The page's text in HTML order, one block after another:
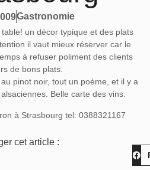
Gastronomie
un décor typique et des plats
il vaut mieux réserver car le
à refuser poliment des clients
de bons plats.
pinot noir, tout un poème, et il y a
Belle carte des vins.
à Strasbourg tel: 0388321167
cet article :